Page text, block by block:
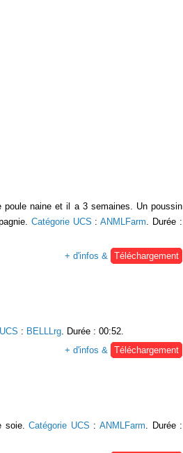
naine et il a 3 semaines. Un poussin
Catégorie UCS :ANMLFarm. Durée :
+ d'infos & Téléchargement
: BELLLrg. Durée : 00:52.
+ d'infos & Téléchargement
soie.Catégorie UCS : ANMLFarm . Durée :